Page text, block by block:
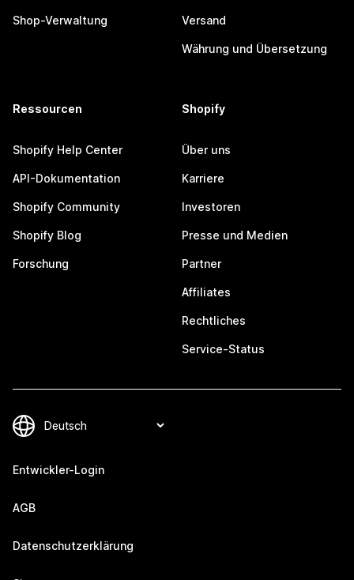
Shop-Verwaltung Versand
Währung und Übersetzung
Ressourcen
Shopify Help Center
API-Dokumentation
Shopify Community
Shopify Blog
Forschung
Shopify
Über uns
Karriere
Investoren
Presse und Medien
Partner
Affiliates
Rechtliches
Service-Status
Entwickler-Login
AGB
Datenschutzerklärung